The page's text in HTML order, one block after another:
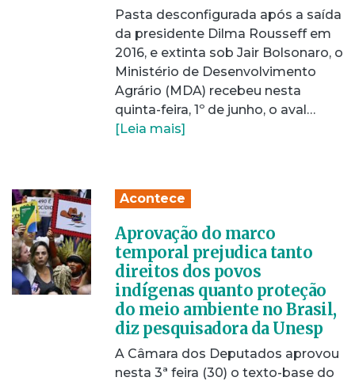
Pasta desconfigurada após a saída
da presidente Dilma Rousseff em
2016, e extinta sob Jair Bolsonaro, o
Ministério de Desenvolvimento
Agrário (MDA) recebeu nesta
quinta-feira, 1º de junho, o aval…
[Leia mais]
Acontece
Aprovação do marco
temporal prejudica tanto
direitos dos povos
indígenas quanto proteção
do meio ambiente no Brasil,
diz pesquisadora da Unesp
A Câmara dos Deputados aprovou
nesta 3ª feira (30) o texto-base do